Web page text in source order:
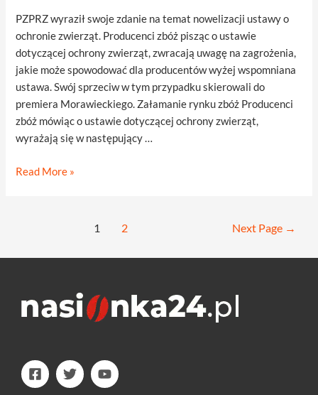
PZPRZ wyraził swoje zdanie na temat nowelizacji ustawy o
ochronie zwierząt. Producenci zbóż pisząc o ustawie
dotyczącej ochrony zwierząt, zwracają uwagę na zagrożenia,
jakie może spowodować dla producentów wyżej wspomniana
ustawa. Swój sprzeciw w tym przypadku skierowali do
premiera Morawieckiego. Załamanie rynku zbóż Producenci
zbóż mówiąc o ustawie dotyczącej ochrony zwierząt,
wyrażają się w następujący …
Producenci
ochrony
Read More »
1 2 Next Page →